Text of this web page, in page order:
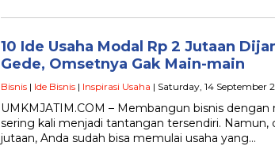
10 Ide Usaha Modal Rp 2 Jutaan
Gede, Omsetnya Gak Main-main
Bisnis | Ide Bisnis | Inspirasi Usaha | Saturday, 14 September
UMKMJATIM.COM – Membangun bisnis
sering kali menjadi tantangan tersendiri. Namun,
jutaan, Anda sudah bisa memulai usaha yang…